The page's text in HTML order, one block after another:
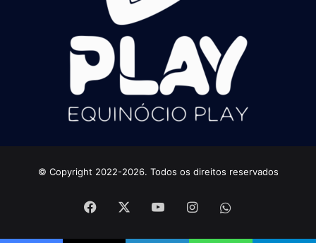
© Copyright 2022-2026. Todos os direitos reservados
Facebook YouTubeInstagramwhatsapp